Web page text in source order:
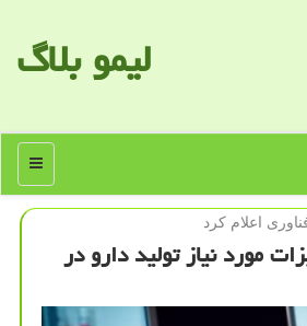
لیمو بلاگ
منو
اعلام كرد
مورد نیاز تولید دارو در